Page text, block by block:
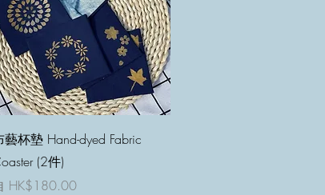
快速瀏覽
藝杯墊 Hand-dyed Fabric
(2件)
HK$180.00
銷價格